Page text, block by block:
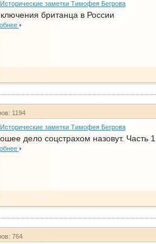
Исторические заметки Тимофея Бегрова
британца в России
1194
Исторические заметки Тимофея Бегрова
дело соцстрахом назовут. Часть 1
764